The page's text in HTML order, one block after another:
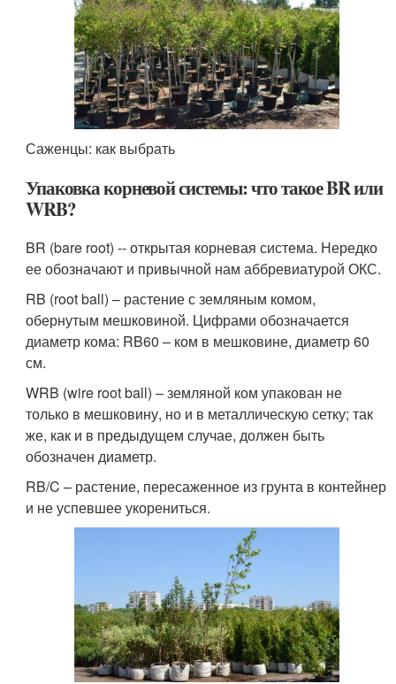
Саженцы: как выбрать
Упаковка корневой системы: что такое BR или
WRB?
BR (bare root) -- открытая корневая система. Нередко
ее обозначают и привычной нам аббревиатурой ОКС.
RB (root ball) – растение с земляным комом,
обернутым мешковиной. Цифрами обозначается
диаметр кома: RB60 – ком в мешковине, диаметр 60
см.
WRB (wire root ball) – земляной ком упакован не
только в мешковину, но и в металлическую сетку; так
же, как и в предыдущем случае, должен быть
обозначен диаметр.
RB/C – растение, пересаженное из грунта в контейнер
и не успевшее укорениться.